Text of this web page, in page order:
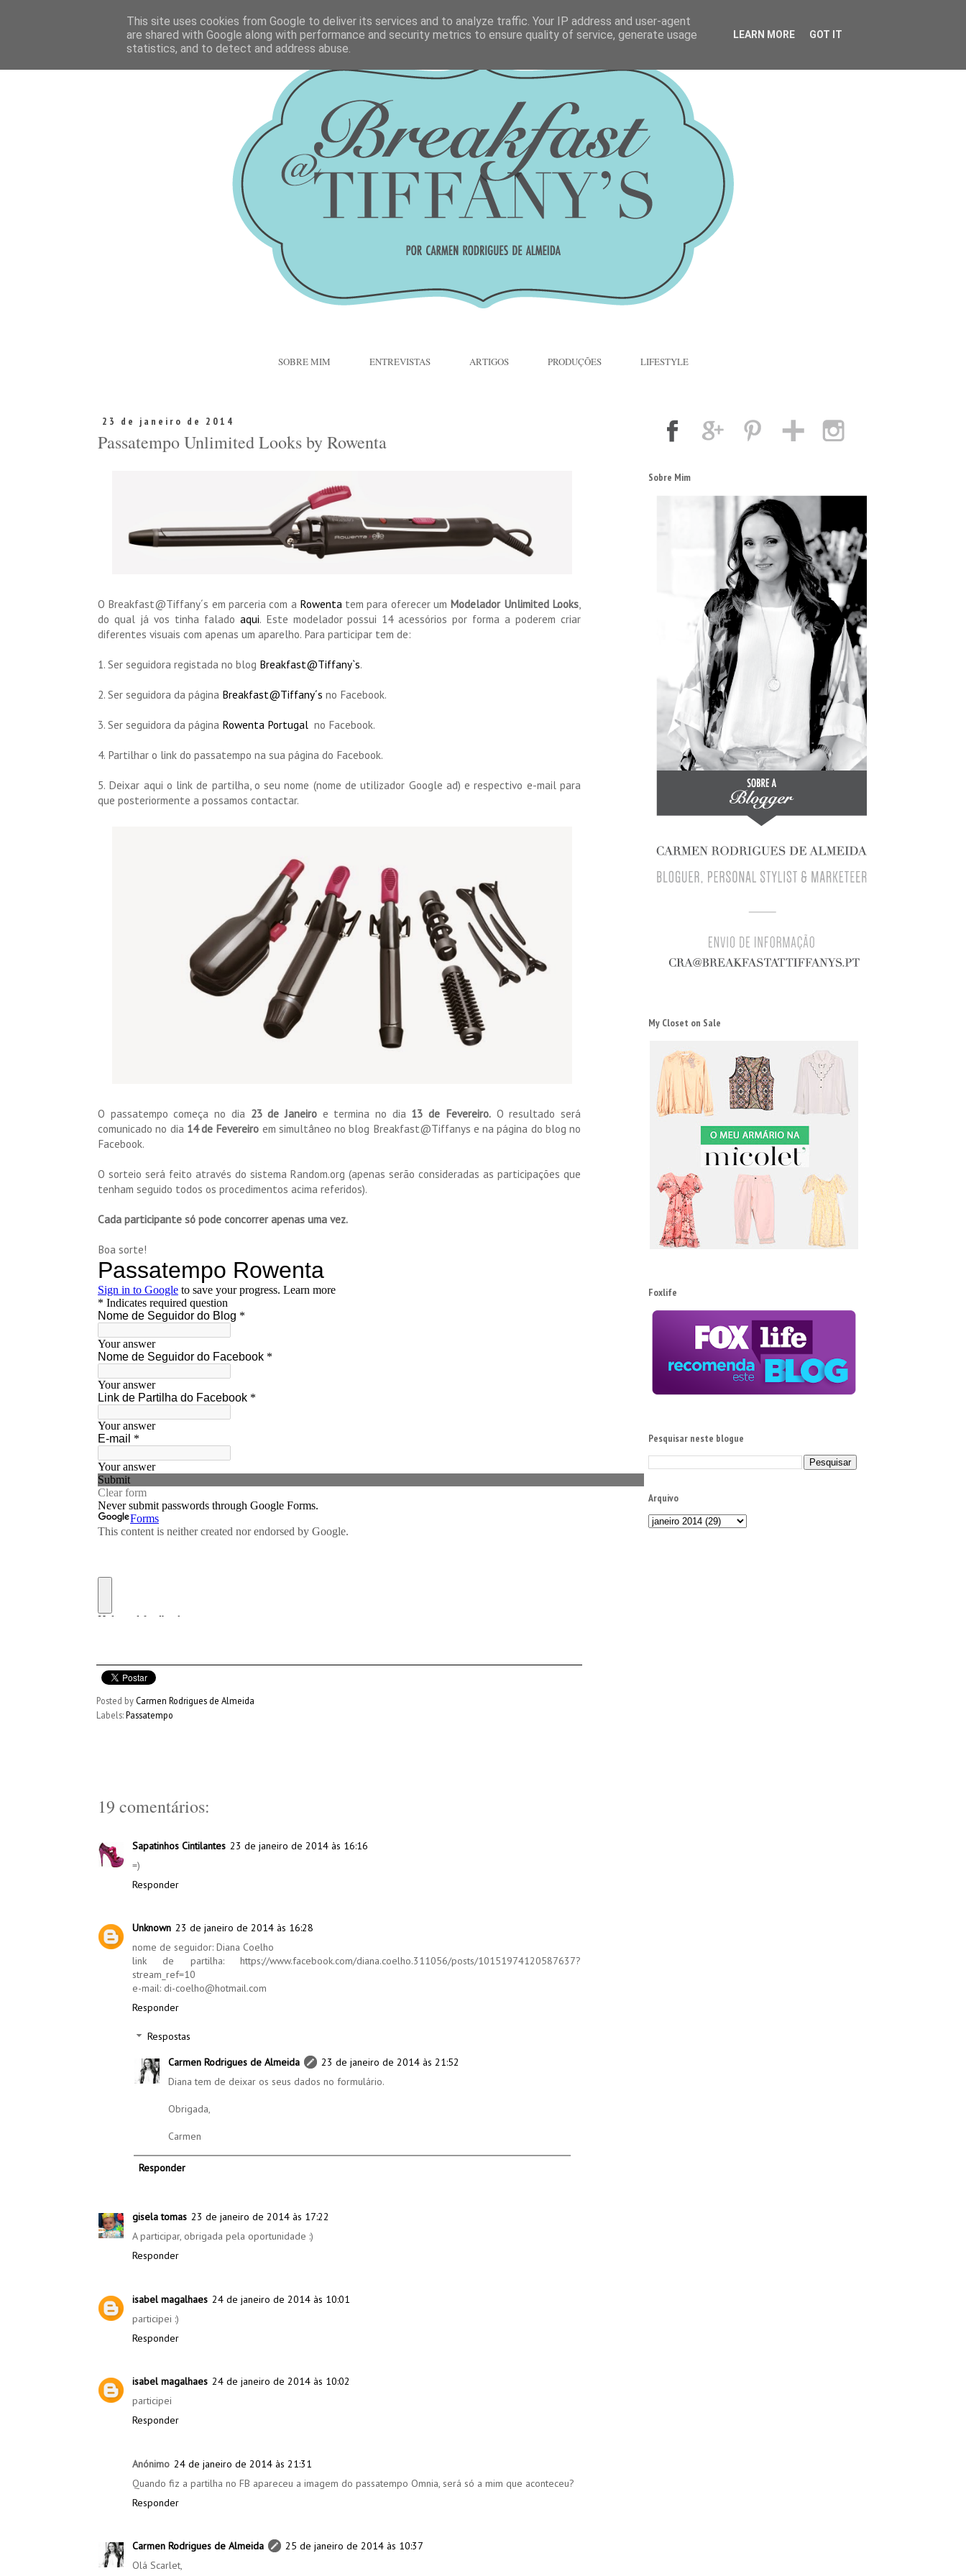
SOBRE MIM ENTREVISTAS ARTIGOS PRODUÇÕES LIFESTYLE
23 de janeiro de 2014
Passatempo Unlimited Looks by Rowenta
O Breakfast@Tiffany´s em parceria com a Rowenta tem para oferecer um Modelador Unlimited Looks
do qual já vos tinha falado aqui. Este modelador possui 14 acessórios por forma a poderem criar
diferentes visuais com apenas um aparelho. Para participar tem de:
1. Ser seguidora registada no blog Breakfast@Tiffany`s.
2. Ser seguidora da página Breakfast@Tiffany´s no Facebook.
3. Ser seguidora da página Rowenta Portugal no Facebook.
4. Partilhar o link do passatempo na sua página do Facebook.
5. Deixar aqui o link de partilha, o seu nome (nome de utilizador Google ad) e respectivo e-mail para
que posteriormente a possamos contactar.
O passatempo começa no dia 23 de Janeiro e termina no dia 13 de Fevereiro.O resultado será
comunicado no dia 14 de Fevereiro em simultâneo no blog Breakfast@Tiffanys e na página do blog no
Facebook.
O sorteio será feito através do sistema Random.org (apenas serão consideradas as participações que
tenham seguido todos os procedimentos acima referidos).
Cada participante só pode concorrer apenas uma vez.
Boa sorte!
Posted by Carmen Rodrigues de Almeida
Labels:Passatempo
19 comentários:
Sapatinhos Cintilantes 23 de janeiro de 2014 às 16:16
=)
Responder
Unknown 23 de janeiro de 2014 às 16:28
nome de seguidor: Diana Coelho
link de partilha: https://www.facebook.com/diana.coelho.311056/posts/10151974120587637?
stream_ref=10
e-mail: di-coelho@hotmail.com
Responder
Respostas
Carmen Rodrigues de Almeida
23 de janeiro de 2014 às 21:52
Diana tem de deixar os seus dados no formulário.
Obrigada,
Carmen
Responder
gisela tomas 23 de janeiro de 2014 às 17:22
A participar, obrigada pela oportunidade :)
Responder
isabel magalhaes 24 de janeiro de 2014 às 10:01
participei :)
Responder
isabel magalhaes 24 de janeiro de 2014 às 10:02
participei
Responder
Anónimo 24 de janeiro de 2014 às 21:31
Quando fiz a partilha no FB apareceu a imagem do passatempo Omnia, será só a mim que aconteceu?
Responder
Carmen Rodrigues de Almeida
25 de janeiro de 2014 às 10:37
Olá Scarlet,
Sobre Mim
My Closet on Sale
Foxlife
Pesquisar neste blogue
Arquivo
This site uses cookies from Google to deliver its services and to analyze traffic. Your IP address and user-agent
are shared with Google along with performance and security metrics to ensure quality of service, generate usage
statistics, and to detect and address abuse.
LEARN MORE GOT IT